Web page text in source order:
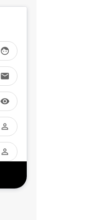
face
email
visibility
perm_identity
perm_identity